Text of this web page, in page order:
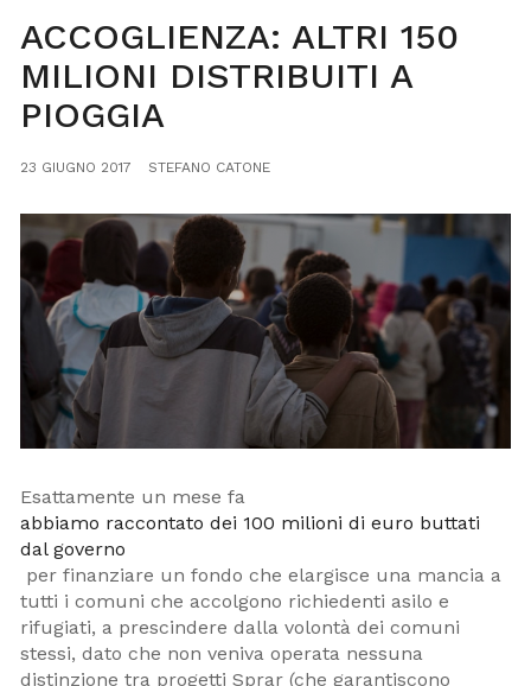
ACCOGLIENZA: ALTRI 150
MILIONI DISTRIBUITI A
PIOGGIA
23 GIUGNO 2017 STEFANO CATONE
Esattamente un mese fa
abbiamo raccontato dei 100 milioni di euro buttati
dal governo
per finanziare un fondo che elargisce una mancia a
tutti i comuni che accolgono richiedenti asilo e
rifugiati, a prescindere dalla volontà dei comuni
stessi, dato che non veniva operata nessuna
distinzione tra progetti Sprar (che garantiscono